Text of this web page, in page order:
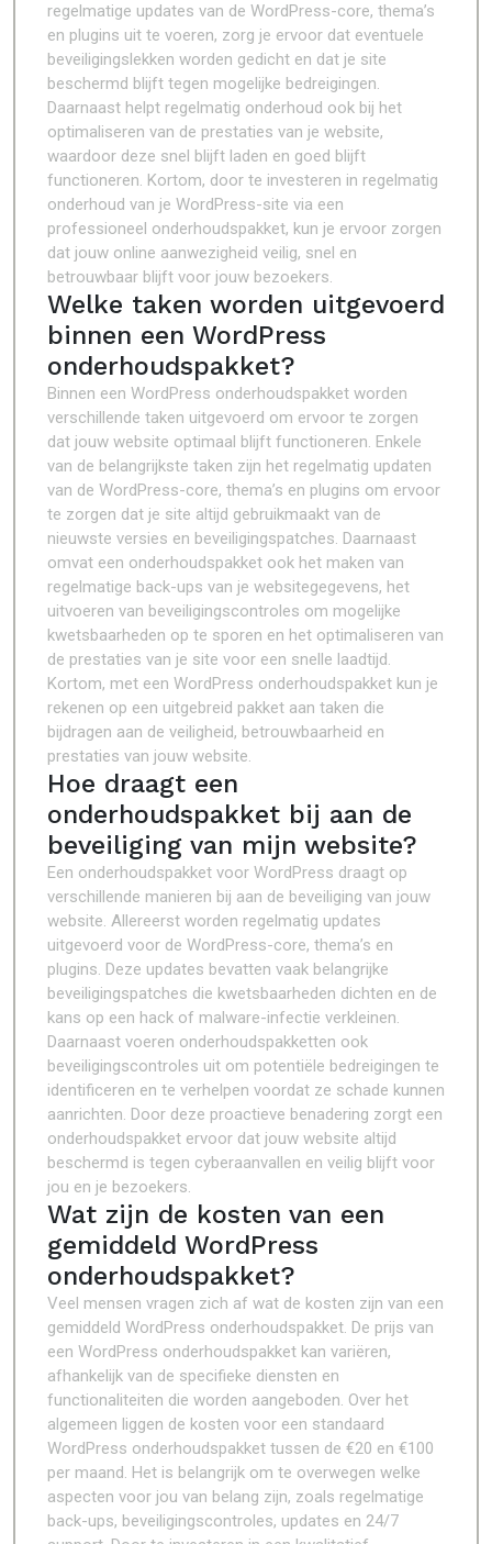
regelmatige updates van de WordPress-core, thema’s
en plugins uit te voeren, zorg je ervoor dat eventuele
beveiligingslekken worden gedicht en dat je site
beschermd blijft tegen mogelijke bedreigingen.
Daarnaast helpt regelmatig onderhoud ook bij het
optimaliseren van de prestaties van je website,
waardoor deze snel blijft laden en goed blijft
functioneren. Kortom, door te investeren in regelmatig
onderhoud van je WordPress-site via een
professioneel onderhoudspakket, kun je ervoor zorgen
dat jouw online aanwezigheid veilig, snel en
betrouwbaar blijft voor jouw bezoekers.
Welke taken worden uitgevoerd
binnen een WordPress
onderhoudspakket?
Binnen een WordPress onderhoudspakket worden
verschillende taken uitgevoerd om ervoor te zorgen
dat jouw website optimaal blijft functioneren. Enkele
van de belangrijkste taken zijn het regelmatig updaten
van de WordPress-core, thema’s en plugins om ervoor
te zorgen dat je site altijd gebruikmaakt van de
nieuwste versies en beveiligingspatches. Daarnaast
omvat een onderhoudspakket ook het maken van
regelmatige back-ups van je websitegegevens, het
uitvoeren van beveiligingscontroles om mogelijke
kwetsbaarheden op te sporen en het optimaliseren van
de prestaties van je site voor een snelle laadtijd.
Kortom, met een WordPress onderhoudspakket kun je
rekenen op een uitgebreid pakket aan taken die
bijdragen aan de veiligheid, betrouwbaarheid en
prestaties van jouw website.
Hoe draagt een
onderhoudspakket bij aan de
beveiliging van mijn website?
Een onderhoudspakket voor WordPress draagt op
verschillende manieren bij aan de beveiliging van jouw
website. Allereerst worden regelmatig updates
uitgevoerd voor de WordPress-core, thema’s en
plugins. Deze updates bevatten vaak belangrijke
beveiligingspatches die kwetsbaarheden dichten en de
kans op een hack of malware-infectie verkleinen.
Daarnaast voeren onderhoudspakketten ook
beveiligingscontroles uit om potentiële bedreigingen te
identificeren en te verhelpen voordat ze schade kunnen
aanrichten. Door deze proactieve benadering zorgt een
onderhoudspakket ervoor dat jouw website altijd
beschermd is tegen cyberaanvallen en veilig blijft voor
jou en je bezoekers.
Wat zijn de kosten van een
gemiddeld WordPress
onderhoudspakket?
Veel mensen vragen zich af wat de kosten zijn van een
gemiddeld WordPress onderhoudspakket. De prijs van
een WordPress onderhoudspakket kan variëren,
afhankelijk van de specifieke diensten en
functionaliteiten die worden aangeboden. Over het
algemeen liggen de kosten voor een standaard
WordPress onderhoudspakket tussen de €20 en €100
per maand. Het is belangrijk om te overwegen welke
aspecten voor jou van belang zijn, zoals regelmatige
back-ups, beveiligingscontroles, updates en 24/7